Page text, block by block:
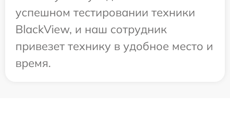
успешном тестировании техники
BlackView, и наш сотрудник
привезет технику в удобное место и
время.